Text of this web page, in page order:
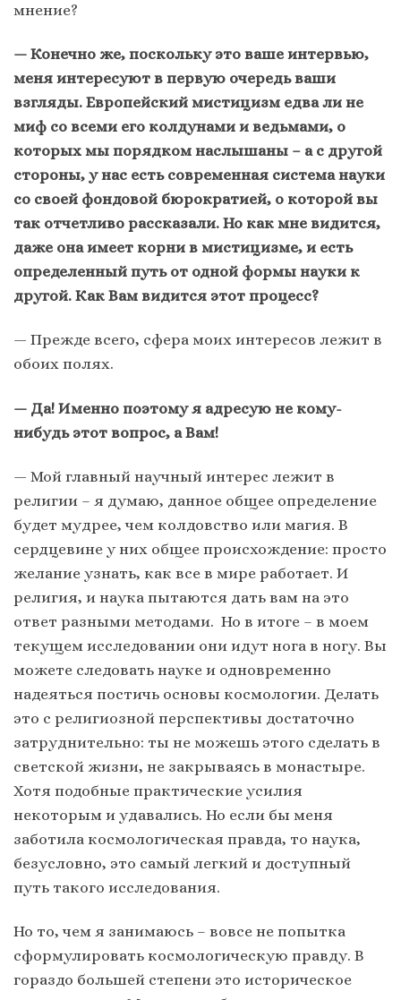
мнение?
— Конечно же, поскольку это ваше интервью,
меня интересуют в первую очередь ваши
взгляды. Европейский мистицизм едва ли не
миф со всеми его колдунами и ведьмами, о
которых мы порядком наслышаны – а с другой
стороны, у нас есть современная система науки
со своей фондовой бюрократией, о которой вы
так отчетливо рассказали. Но как мне видится,
даже она имеет корни в мистицизме, и есть
определенный путь от одной формы науки к
другой. Как Вам видится этот процесс?
— Прежде всего, сфера моих интересов лежит в
обоих полях.
— Да! Именно поэтому я адресую не кому-
нибудь этот вопрос, а Вам!
— Мой главный научный интерес лежит в
религии – я думаю, данное общее определение
будет мудрее, чем колдовство или магия. В
сердцевине у них общее происхождение: просто
желание узнать, как все в мире работает. И
религия, и наука пытаются дать вам на это
ответ разными методами. Но в итоге – в моем
текущем исследовании они идут нога в ногу. Вы
можете следовать науке и одновременно
надеяться постичь основы космологии. Делать
это с религиозной перспективы достаточно
затруднительно: ты не можешь этого сделать в
светской жизни, не закрываясь в монастыре.
Хотя подобные практические усилия
некоторым и удавались. Но если бы меня
заботила космологическая правда, то наука,
безусловно, это самый легкий и доступный
путь такого исследования.
Но то, чем я занимаюсь – вовсе не попытка
сформулировать космологическую правду. В
гораздо большей степени это историческое